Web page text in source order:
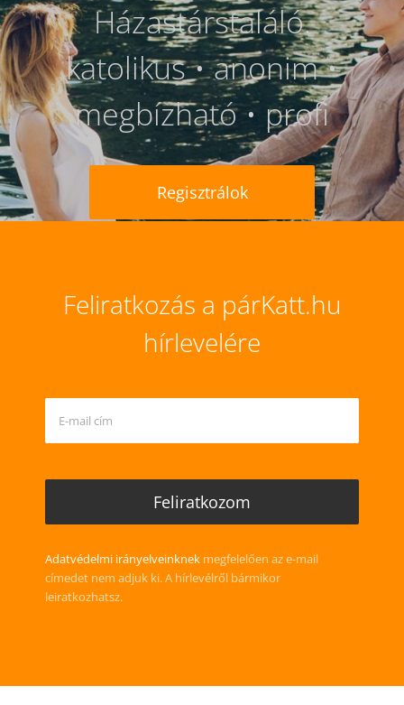
Házastárstaláló.
katolikus • anonim •
megbízható • profi
Regisztrálok
Feliratkozás a párKatt.hu
hírlevelére
Adatvédelmi irányelveinknek megfelelően az e-mail
címedet nem adjuk ki. A hírlevélről bármikor
leiratkozhatsz.